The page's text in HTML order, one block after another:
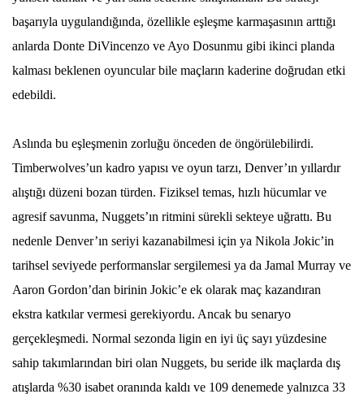
başarıyla uygulandığında, özellikle eşleşme karmaşasının arttığı
anlarda Donte DiVincenzo ve Ayo Dosunmu gibi ikinci planda
kalması beklenen oyuncular bile maçların kaderine doğrudan etki
edebildi.
Aslında bu eşleşmenin zorluğu önceden de öngörülebilirdi.
Timberwolves’un kadro yapısı ve oyun tarzı, Denver’ın yıllardır
alıştığı düzeni bozan türden. Fiziksel temas, hızlı hücumlar ve
agresif savunma, Nuggets’ın ritmini sürekli sekteye uğrattı. Bu
nedenle Denver’ın seriyi kazanabilmesi için ya Nikola Jokic’in
tarihsel seviyede performanslar sergilemesi ya da Jamal Murray ve
Aaron Gordon’dan birinin Jokic’e ek olarak maç kazandıran
ekstra katkılar vermesi gerekiyordu. Ancak bu senaryo
gerçekleşmedi. Normal sezonda ligin en iyi üç sayı yüzdesine
sahip takımlarından biri olan Nuggets, bu seride ilk maçlarda dış
atışlarda %30 isabet oranında kaldı ve 109 denemede yalnızca 33